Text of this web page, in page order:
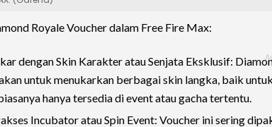
Royale Voucher dalam Free Fire Max:
dengan Skin Karakter atau Senjata Eksklusif:
untuk menukarkan berbagai skin langka, baik
hanya tersedia di event atau gacha tertentu.
Incubator atau Spin Event: Voucher ini sering